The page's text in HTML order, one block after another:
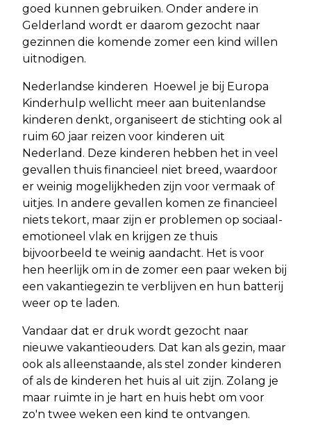
goed kunnen gebruiken. Onder andere in
Gelderland wordt er daarom gezocht naar
gezinnen die komende zomer een kind willen
uitnodigen.
Nederlandse kinderen Hoewel je bij Europa
Kinderhulp wellicht meer aan buitenlandse
kinderen denkt, organiseert de stichting ook al
ruim 60 jaar reizen voor kinderen uit
Nederland. Deze kinderen hebben het in veel
gevallen thuis financieel niet breed, waardoor
er weinig mogelijkheden zijn voor vermaak of
uitjes. In andere gevallen komen ze financieel
niets tekort, maar zijn er problemen op sociaal-
emotioneel vlak en krijgen ze thuis
bijvoorbeeld te weinig aandacht. Het is voor
hen heerlijk om in de zomer een paar weken bij
een vakantiegezin te verblijven en hun batterij
weer op te laden.
Vandaar dat er druk wordt gezocht naar
nieuwe vakantieouders. Dat kan als gezin, maar
ook als alleenstaande, als stel zonder kinderen
of als de kinderen het huis al uit zijn. Zolang je
maar ruimte in je hart en huis hebt om voor
zo'n twee weken een kind te ontvangen.